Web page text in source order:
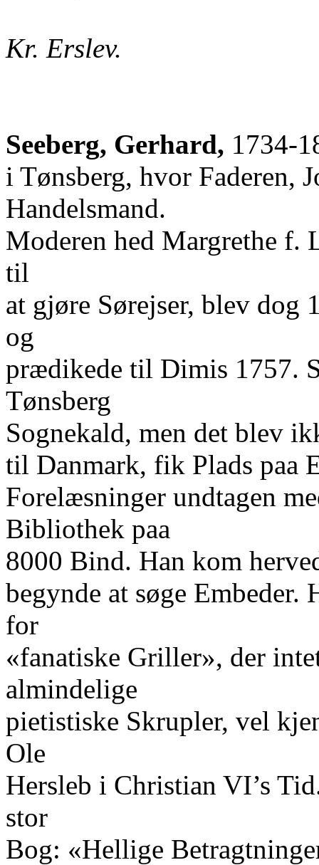
Kr. Erslev.
Seeberg, Gerhard, 1734-
i Tønsberg, hvor Faderen,
Handelsmand.
Moderen hed Margrethe
til
at gjøre Sørejser, blev dog
og
prædikede til Dimis 1757.
Tønsberg
Sognekald, men det blev
til Danmark, fik Plads paa
Forelæsninger undtagen
Bibliothek paa
8000 Bind. Han kom
begynde at søge
for
«fanatiske Griller», der
almindelige
pietistiske Skrupler, vel
Ole
Hersleb i Christian VI’s
stor
Bog: «Hellige